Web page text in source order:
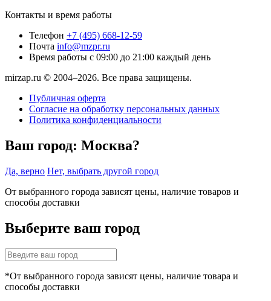
Контакты и время работы
Телефон +7 (495) 668-12-59
Почта info@mzpr.ru
Время работы с 09:00 до 21:00 каждый день
mirzap.ru © 2004–2026. Все права защищены.
Публичная оферта
Согласие на обработку персональных данных
Политика конфиденциальности
Ваш город: Москва?
Да, верно Нет, выбрать другой город
От выбранного города зависят цены, наличие товаров и
способы доставки
Выберите ваш город
*От выбранного города зависят цены, наличие товара и
способы доставки